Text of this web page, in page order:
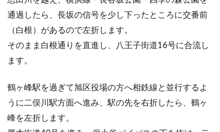
通過したら、長坂の信号を少し下ったところに交番前
（白根）があるので左折します。
そのまま白根通りを直進し、八王子街道16号に合流し
ます。
鶴ヶ峰駅を過ぎて旭区役場の方へ相鉄線と並行するよ
うに二俣川駅方面へ進み、駅の先を右折したら、鶴ヶ
峰を左折します。